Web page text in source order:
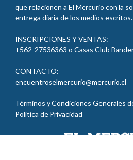
INSCRIPCIONES Y VENTAS:
5542
encuentroselmercurio@mercurio.cl
Política de Privacidad